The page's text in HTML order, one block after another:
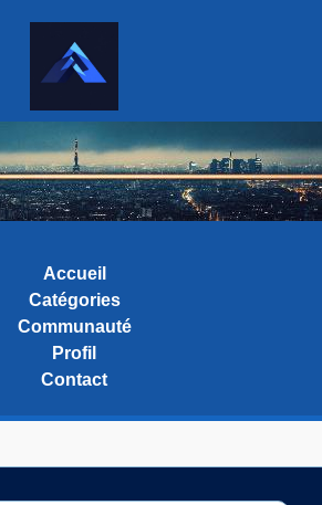
Accueil
Catégories
Communauté
Profil
Contact